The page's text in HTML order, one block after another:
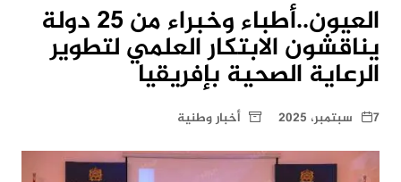
العيون..أطباء وخبراء من 25 دولة
يناقشون الابتكار العلمي لتطوير
الرعاية الصحية بإفريقيا
7 سبتمبر، 2025 أخبار وطنية